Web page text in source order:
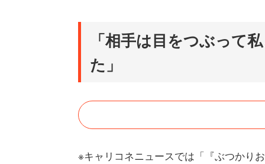
「相手は目をつぶって
た」
※キャリコネニュースでは「『ぶつかり